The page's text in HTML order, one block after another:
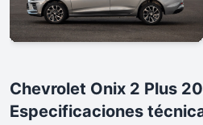
Chevrolet Onix 2 Plus
Especificaciones